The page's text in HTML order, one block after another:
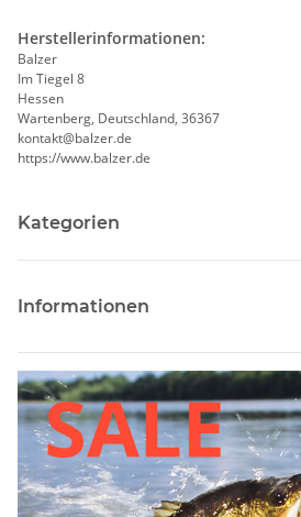
Herstellerinformationen:
Balzer
Im Tiegel 8
Hessen
Wartenberg, Deutschland, 36367
kontakt@balzer.de
https://www.balzer.de
Kategorien
Informationen